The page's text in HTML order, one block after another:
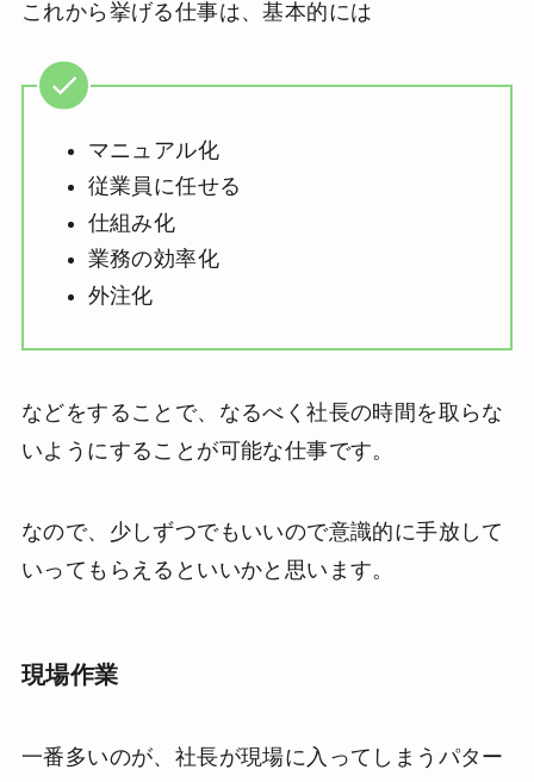
これから挙げる仕事は、基本的には
マニュアル化
従業員に任せる
仕組み化
業務の効率化
外注化
などをすることで、なるべく社長の時間を取らな
いようにすることが可能な仕事です。
なので、少しずつでもいいので意識的に手放して
いってもらえるといいかと思います。
現場作業
一番多いのが、社長が現場に入ってしまうパター